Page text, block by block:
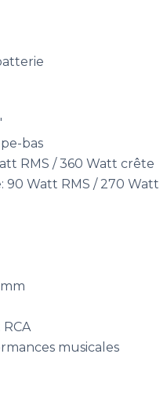
bas
RMS / 360 Watt crête
90 Watt RMS / 270 Watt
musicales